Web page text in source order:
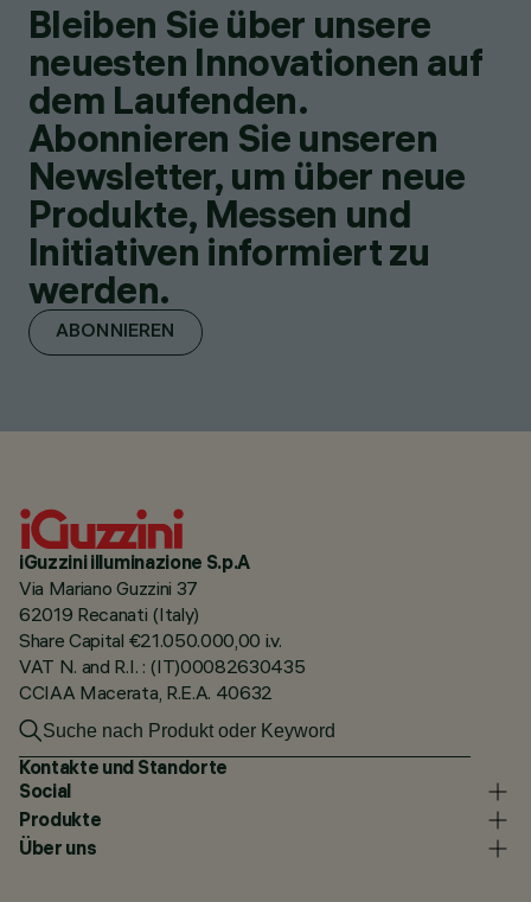
Bleiben Sie über unsere
neuesten Innovationen auf
dem Laufenden.
Abonnieren Sie unseren
Newsletter, um über neue
Produkte, Messen und
Initiativen informiert zu
werden.
ABONNIEREN
iGuzzini illuminazione S.p.A
Via Mariano Guzzini 37
62019 Recanati (Italy)
Share Capital €21.050.000,00 i.v.
VAT N. and R.I. : (IT)00082630435
CCIAA Macerata, R.E.A. 40632
Kontakte und Standorte
Social
Produkte
Über uns